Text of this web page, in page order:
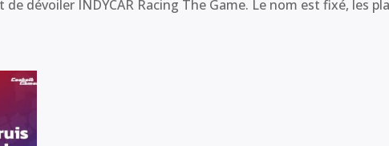
de dévoiler INDYCAR Racing The Game. Le nom est fixé, les